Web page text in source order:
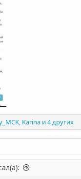
Karinа и 4 других